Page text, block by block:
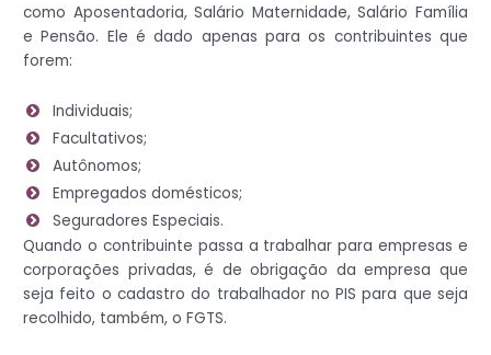
como Aposentadoria, Salário Maternidade, Salário Família
e Pensão. Ele é dado apenas para os contribuintes que
forem:
Individuais;
Facultativos;
Autônomos;
Empregados domésticos;
Seguradores Especiais.
Quando o contribuinte passa a trabalhar para empresas e
corporações privadas, é de obrigação da empresa que
seja feito o cadastro do trabalhador no PIS para que seja
recolhido, também, o FGTS.